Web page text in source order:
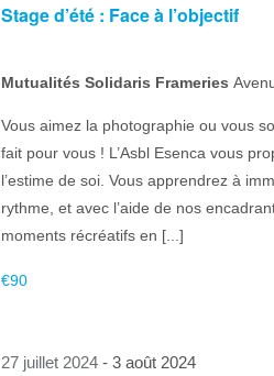
Stage d’été : Face à l’objectif
Mutualités Solidaris Frameries
Vous aimez la photographie ou vous
fait pour vous ! L’Asbl Esenca vous
l’estime de soi. Vous apprendrez à
rythme, et avec l’aide de nos
moments récréatifs en [...]
€90
27 juillet 2024- 3 août 2024